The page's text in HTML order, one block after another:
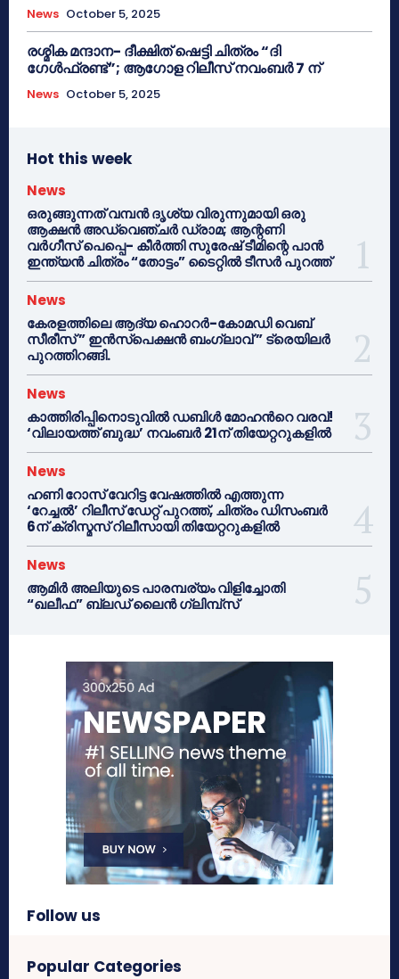
News October 5, 2025
രശ്മിക മന്ദാന- ദീക്ഷിത് ഷെട്ടി ചിത്രം “ദി
ഗേൾഫ്രണ്ട്”; ആഗോള റിലീസ് നവംബർ 7 ന്
News October 5, 2025
Hot this week
News
ഒരുങ്ങുന്നത് വമ്പൻ ദൃശ്യ വിരുന്നുമായി ഒരു
ആക്ഷൻ അഡ്വെഞ്ചർ ഡ്രാമ; ആന്റണി
വർഗീസ് പെപ്പെ- കീർത്തി സുരേഷ് ടീമിന്റെ പാൻ
ഇന്ത്യൻ ചിത്രം “തോട്ടം” ടൈറ്റിൽ ടീസർ പുറത്ത്
News
കേരളത്തിലെ ആദ്യ ഹൊറർ-കോമഡി വെബ്
സീരീസ് ” ഇൻസ്പെക്ഷൻ ബംഗ്ലാവ് ” ട്രെയിലർ
പുറത്തിറങ്ങി.
News
കാത്തിരിപ്പിനൊടുവിൽ ഡബിൾ മോഹന്‍റെ വരവ്!
‘വിലായത്ത് ബുദ്ധ’ നവംബർ 21ന് തിയേറ്ററുകളിൽ
News
ഹണി റോസ് വേറിട്ട വേഷത്തിൽ എത്തുന്ന
‘റേച്ചൽ’ റിലീസ് ഡേറ്റ് പുറത്ത്, ചിത്രം ഡിസംബർ
6ന് ക്രിസ്മസ് റിലീസായി തിയേറ്ററുകളിൽ
News
ആമിർ അലിയുടെ പാരമ്പര്യം വിളിച്ചോതി
“ഖലീഫ” ബ്ലഡ് ലൈൻ ഗ്ലിമ്പ്സ്
Follow us
Popular Categories